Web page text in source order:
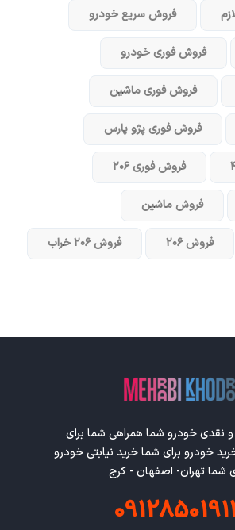
فروش سریع خودرو
فروش فوری خودرو
فروش فوری ماشین
فروش فوری پژو پارس
فروش فوری ۲۰۶
فروش ماشین
فروش ۲۰۶ فروش ۲۰۶ خراب
و نقدی خودرو شما همراهی شما برای
خودرو برای شما خرید نیابتی خودرو
شما تهران- اصفهان - کرج